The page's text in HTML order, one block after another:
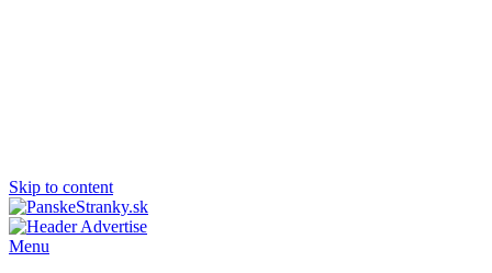
Skip to content
PanskeStranky.sk
Magazín pre nás mužov
Menu